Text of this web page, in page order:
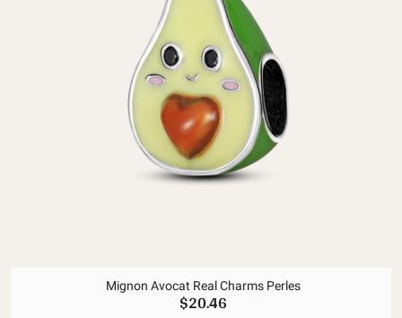
Mignon Avocat Real Charms Perles
$20.46